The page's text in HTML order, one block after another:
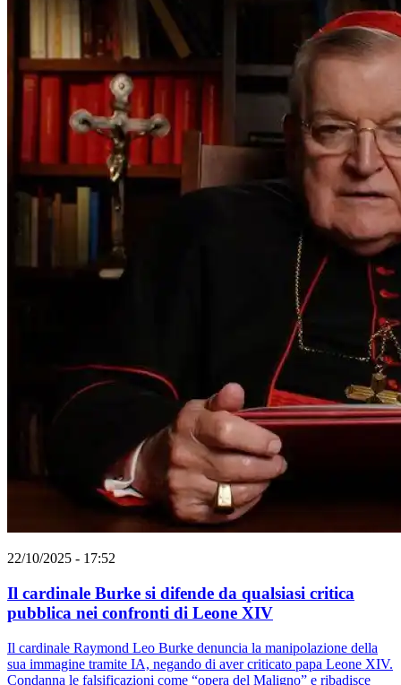
22/10/2025 - 17:52
Il cardinale Burke si difende da qualsiasi critica
pubblica nei confronti di Leone XIV
Il cardinale Raymond Leo Burke denuncia la manipolazione della
sua immagine tramite IA, negando di aver criticato papa Leone XIV.
Condanna le falsificazioni come “opera del Maligno” e ribadisce